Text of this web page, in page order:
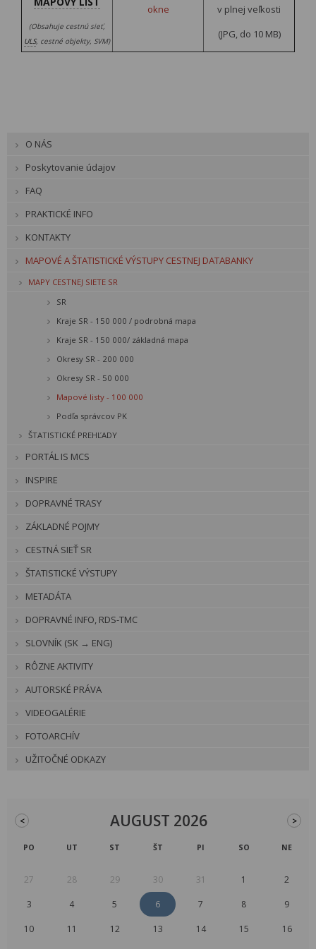
(Obsahuje cestnú sieť,
ULS, cestné objekty, SVM)
okne
v plnej veľkosti
(JPG, do 10 MB)
O NÁS
Poskytovanie údajov
FAQ
PRAKTICKÉ INFO
KONTAKTY
MAPOVÉ A ŠTATISTICKÉ VÝSTUPY CESTNEJ DATABANKY
MAPY CESTNEJ SIETE SR
SR
Kraje SR - 150 000 / podrobná mapa
Kraje SR - 150 000/ základná mapa
Okresy SR - 200 000
Okresy SR - 50 000
Mapové listy - 100 000
Podľa správcov PK
ŠTATISTICKÉ PREHĽADY
PORTÁL IS MCS
INSPIRE
DOPRAVNÉ TRASY
ZÁKLADNÉ POJMY
CESTNÁ SIEŤ SR
ŠTATISTICKÉ VÝSTUPY
METADÁTA
DOPRAVNÉ INFO, RDS-TMC
SLOVNÍK (SK → ENG)
RÔZNE AKTIVITY
AUTORSKÉ PRÁVA
VIDEOGALÉRIE
FOTOARCHÍV
UŽITOČNÉ ODKAZY
< AUGUST 2026 >
PO UT ST ŠT PI SO NE
27 28 29 30 31 1 2
3 4 5 6 7 8 9
10 11 12 13 14 15 16